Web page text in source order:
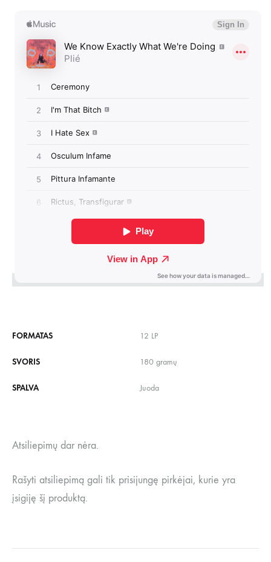
FORMATAS 12 LP
SVORIS 180 gramų
SPALVA Juoda
Atsiliepimų dar nėra.
Rašyti atsiliepimą gali tik prisijungę pirkėjai, kurie yra
įsigiję šį produktą.